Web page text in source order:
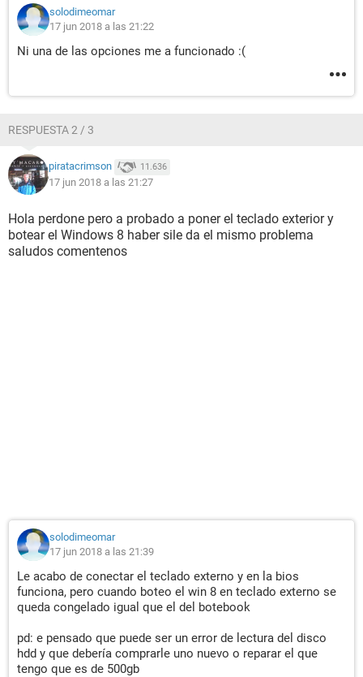
solodimeomar
17 jun 2018 a las 21:22
Ni una de las opciones me a funcionado :(
RESPUESTA 2 / 3
piratacrimson 11.636
17 jun 2018 a las 21:27
Hola perdone pero a probado a poner el teclado exterior y
botear el Windows 8 haber sile da el mismo problema
saludos comentenos
solodimeomar
17 jun 2018 a las 21:39
Le acabo de conectar el teclado externo y en la bios
funciona, pero cuando boteo el win 8 en teclado externo se
queda congelado igual que el del botebook
pd: e pensado que puede ser un error de lectura del disco
hdd y que debería comprarle uno nuevo o reparar el que
tengo que es de 500gb